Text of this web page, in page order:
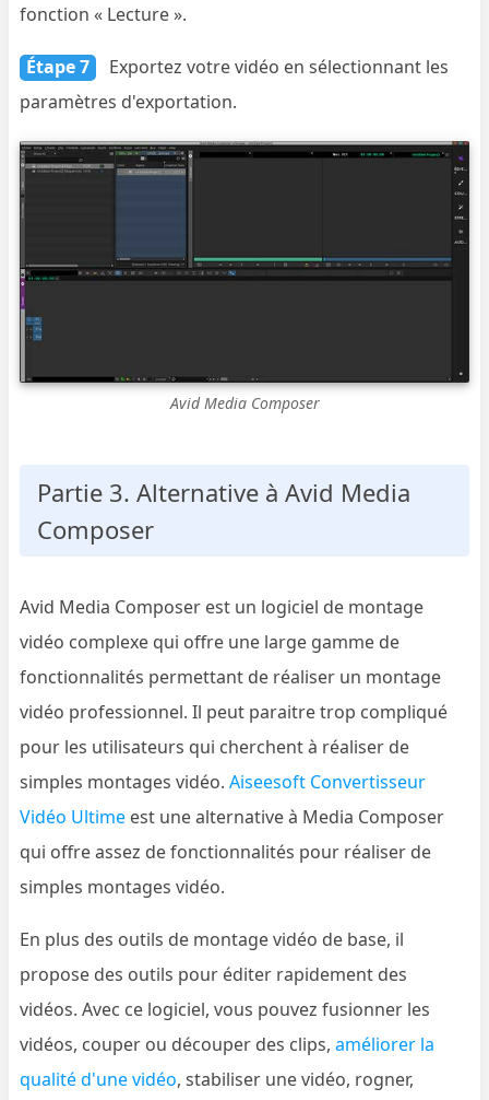
fonction « Lecture ».
Étape 7
Exportez votre vidéo en sélectionnant les
paramètres d'exportation.
Avid Media Composer
Partie 3. Alternative à Avid Media
Composer
Avid Media Composer est un logiciel de montage
vidéo complexe qui offre une large gamme de
fonctionnalités permettant de réaliser un montage
vidéo professionnel. Il peut paraitre trop compliqué
pour les utilisateurs qui cherchent à réaliser de
simples montages vidéo.Aiseesoft Convertisseur
Vidéo Ultime est une alternative à Media Composer
qui offre assez de fonctionnalités pour réaliser de
simples montages vidéo.
En plus des outils de montage vidéo de base, il
propose des outils pour éditer rapidement des
vidéos. Avec ce logiciel, vous pouvez fusionner les
vidéos, couper ou découper des clips,améliorer la
qualité d'une vidéo, stabiliser une vidéo, rogner,